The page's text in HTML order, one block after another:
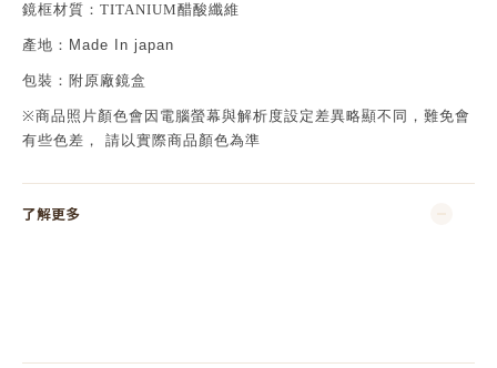
鏡框材質：TITANIUM醋酸纖維
產地： Made In japan
包裝：附原廠鏡盒
※商品照片顏色會因電腦螢幕與解析度設定差異略顯不同，難免會
有些色差，
請以實際商品顏色為準
了解更多